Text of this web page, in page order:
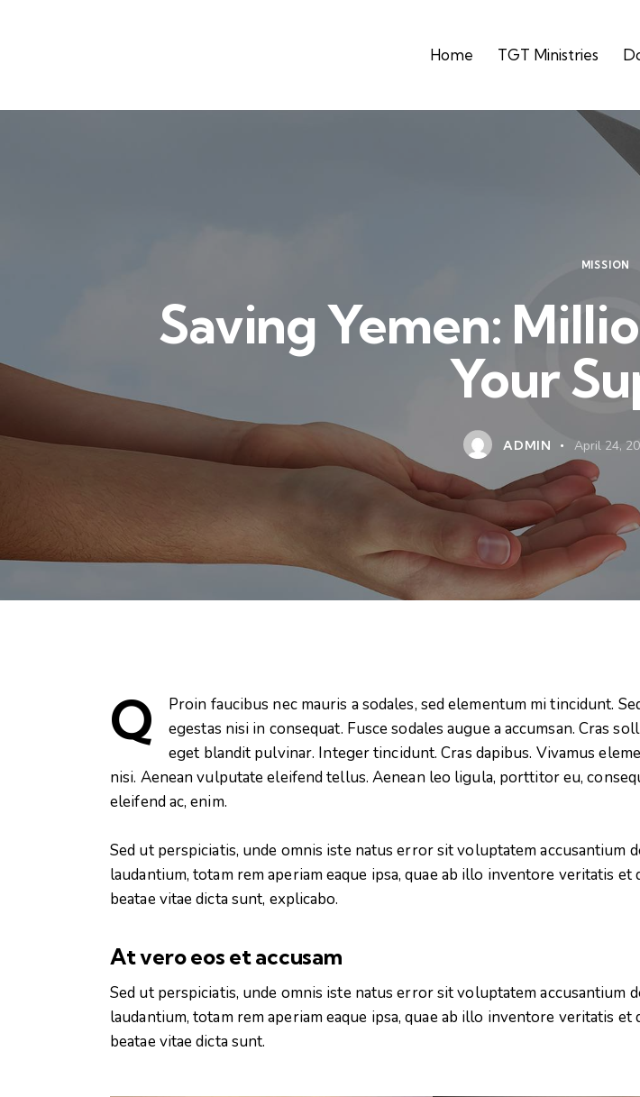
Home TGT Ministries
MISSION
Saving Yemen:
Your
ADMIN April 24,
Q
Proin faucibus nec mauris a sodales, sed elementum mi tincidunt.
egestas nisi in consequat. Fusce sodales augue a accumsan. Cras
eget blandit pulvinar. Integer tincidunt. Cras dapibus. Vivamus
nisi. Aenean vulputate eleifend tellus. Aenean leo ligula, porttitor eu,
eleifend ac, enim.
Sed ut perspiciatis, unde omnis iste natus error sit voluptatem accusantium
laudantium, totam rem aperiam eaque ipsa, quae ab illo inventore veritatis et
beatae vitae dicta sunt, explicabo.
At vero eos et accusam
Sed ut perspiciatis, unde omnis iste natus error sit voluptatem accusantium
laudantium, totam rem aperiam eaque ipsa, quae ab illo inventore veritatis et
beatae vitae dicta sunt.